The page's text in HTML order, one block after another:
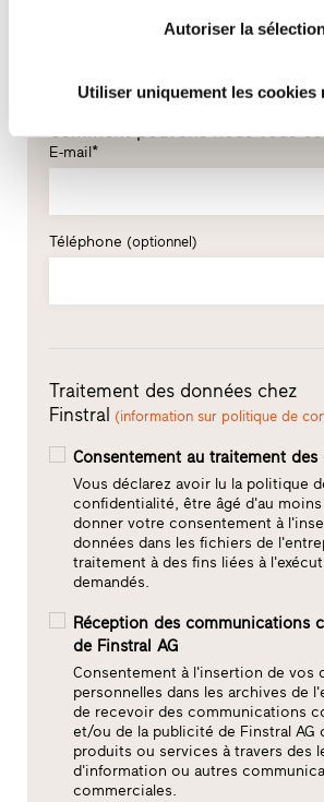
Autoriser la
Utiliser uniquement les cookies
Comment pouvons-nous vous
E-mail*
Téléphone (optionnel)
Traitement des données chez
Finstral (information sur politique de
Consentement au traitement des
Vous déclarez avoir lu la politique
confidentialité, être âgé d'au moins
donner votre consentement à
données dans les fichiers de
traitement à des fins liées à
demandés.
Réception des communications
de Finstral AG
Consentement à l'insertion de vos
personnelles dans les archives de
de recevoir des communications
et/ou de la publicité de Finstral AG
produits ou services à travers des
d'information ou autres
commerciales.